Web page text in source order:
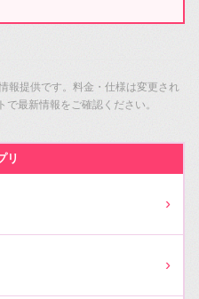
報提供です。料金・仕様は変更され
最新情報をご確認ください。
リ
›
›